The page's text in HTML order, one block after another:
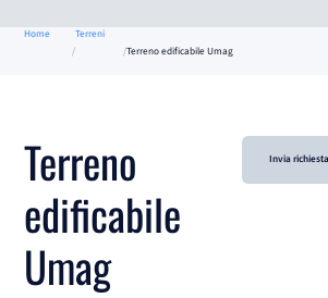
Home
Terreni
Terreno edificabile Umag
Terreno
edificabile
Umag
Invia richiesta